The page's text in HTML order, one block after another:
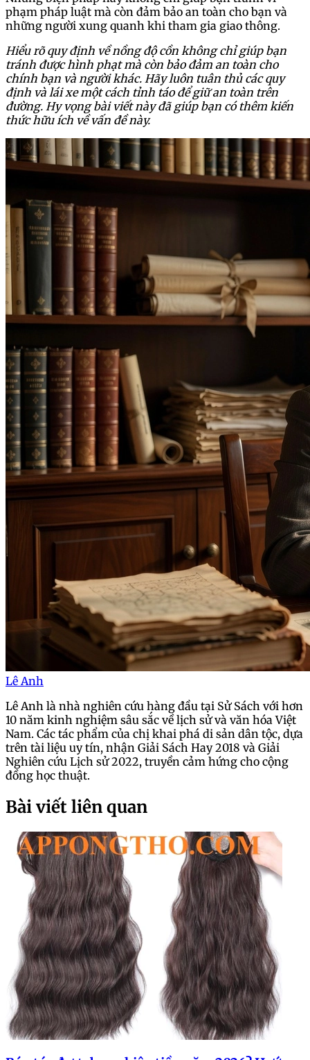
phạm pháp luật mà còn đảm bảo an toàn cho bạn và
những người xung quanh khi tham gia giao thông.
Hiểu rõ quy định về nồng độ cồn không chỉ giúp bạn
tránh được hình phạt mà còn bảo đảm an toàn cho
chính bạn và người khác. Hãy luôn tuân thủ các quy
định và lái xe một cách tỉnh táo để giữ an toàn trên
đường. Hy vọng bài viết này đã giúp bạn có thêm kiến
thức hữu ích về vấn đề này.
Lê Anh
Lê Anh là nhà nghiên cứu hàng đầu tại Sử Sách với hơn
10 năm kinh nghiệm sâu sắc về lịch sử và văn hóa Việt
Nam. Các tác phẩm của chị khai phá di sản dân tộc, dựa
trên tài liệu uy tín, nhận Giải Sách Hay 2018 và Giải
Nghiên cứu Lịch sử 2022, truyền cảm hứng cho cộng
đồng học thuật.
Bài viết liên quan